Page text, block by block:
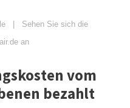
| Sehen Sie sich die
an
vom
bezahlt